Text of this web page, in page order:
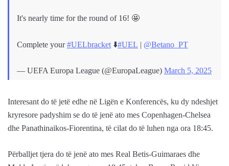
It's nearly time for the round of 16! 🤩
Complete your#UELbracket ⬇️#UEL | @Betano_PT
— UEFA Europa League (@EuropaLeague) March 5, 2025
Interesant do të jetë edhe në Ligën e Konferencës, ku dy ndeshjet
kryresore padyshim se do të jenë ato mes Copenhagen-Chelsea
dhe Panathinaikos-Fiorentina, të cilat do të luhen nga ora 18:45.
Përballjet tjera do të jenë ato mes Real Betis-Guimaraes dhe